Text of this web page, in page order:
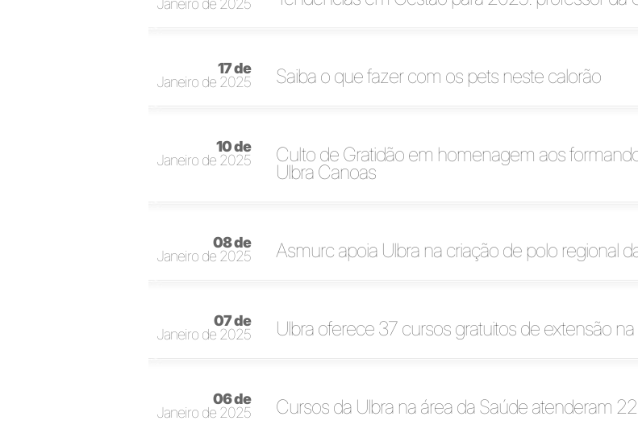
Janeiro de 2025
17 de
Janeiro de 2025
Saiba o que fazer com os pets neste calorão
10 de
Janeiro de 2025
Culto de Gratidão em homenagem aos
Ulbra Canoas
08 de
Janeiro de 2025
Asmurc apoia Ulbra na criação de polo regional
07 de
Janeiro de 2025
Ulbra oferece 37 cursos gratuitos de extensão
06 de
Janeiro de 2025
Cursos da Ulbra na área da Saúde atenderam